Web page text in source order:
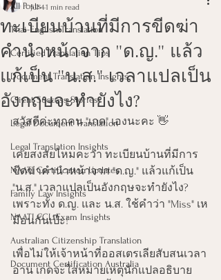
All Posts
Thai-English Translation
Certified Translation Tips
Document Translation Insights
Client Success Stories
Legal Document Translation
Legal Translation Insights
NAATI Certification Updates
Family Law Insights
NAATI CCL Exam Insights
Australian Citizenship Translation
Document Certification Australia
ทะเบียนบ้านที่มีการขีดฆ่า
คำนำหน้าจาก "ด.ญ." แล้ว
แก้เป็น "น.ส." เวลาแปลเป็น
อังกฤษจะทำยังไง?
Jul 41 min read
สวัสดีค่ะทุกคน "เกด" เองนะคะ 👋
เคยสงสัยไหมคะว่า ทะเบียนบ้านที่มีการ
ขีดฆ่าคำนำหน้าจาก "ด.ญ." แล้วแก้เป็น
"น.ส." เวลาแปลเป็นอังกฤษจะทำยังไง?
เพราะทั้ง ด.ญ. และ น.ส. ใช้คำว่า "Miss" เห
มือนกันเป๊ะ!
เพื่อไม่ให้เจ้าหน้าที่ออสเตรเลียสับสนเวลา
อ่าน เกดจะใส่หมายเหตุนักแปลอธิบาย